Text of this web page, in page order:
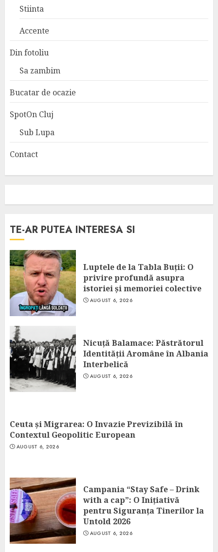
Stiinta
Accente
Din fotoliu
Sa zambim
Bucatar de ocazie
SpotOn Cluj
Sub Lupa
Contact
TE-AR PUTEA INTERESA SI
Luptele de la Tabla Buții: O
privire profundă asupra
istoriei și memoriei colective
AUGUST 6, 2026
Nicuță Balamace: Păstrătorul
Identității Aromâne în Albania
Interbelică
AUGUST 6, 2026
Ceuta și Migrarea: O Invazie Previzibilă în
Contextul Geopolitic European
AUGUST 6, 2026
Campania “Stay Safe – Drink
with a cap”: O Inițiativă
pentru Siguranța Tinerilor la
Untold 2026
AUGUST 6, 2026